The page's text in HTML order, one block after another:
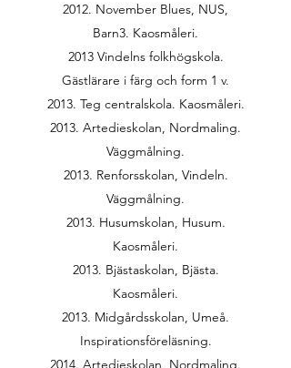
2012. November Blues, NUS,
Barn3. Kaosmåleri.
2013 Vindelns folkhögskola.
Gästlärare i färg och form 1 v.
2013. Teg centralskola. Kaosmåleri.
2013. Artedieskolan, Nordmaling.
Väggmålning.
2013. Renforsskolan, Vindeln.
Väggmålning.
2013. Husumskolan, Husum.
Kaosmåleri.
2013. Bjästaskolan, Bjästa.
Kaosmåleri.
2013. Midgårdsskolan, Umeå.
Inspirationsföreläsning.
2014. Artedieskolan, Nordmaling.